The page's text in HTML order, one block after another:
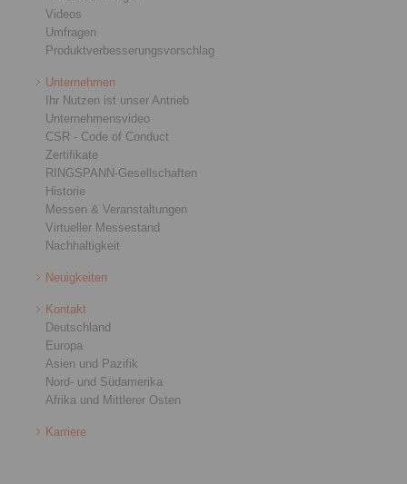
Videos
Umfragen
Produktverbesserungsvorschlag
Unternehmen
Ihr Nutzen ist unser Antrieb
Unternehmensvideo
CSR - Code of Conduct
Zertifikate
RINGSPANN-Gesellschaften
Historie
Messen & Veranstaltungen
Virtueller Messestand
Nachhaltigkeit
Neuigkeiten
Kontakt
Deutschland
Europa
Asien und Pazifik
Nord- und Südamerika
Afrika und Mittlerer Osten
Karriere